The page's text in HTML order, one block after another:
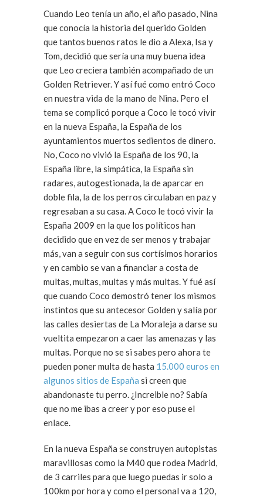
Cuando Leo tenía un año, el año pasado, Nina
que conocía la historia del querido Golden
que tantos buenos ratos le dio a Alexa, Isa y
Tom, decidió que sería una muy buena idea
que Leo creciera también acompañado de un
Golden Retriever. Y así fué como entró Coco
en nuestra vida de la mano de Nina. Pero el
tema se complicó porque a Coco le tocó vivir
en la nueva España, la España de los
ayuntamientos muertos sedientos de dinero.
No, Coco no vivió la España de los 90, la
España libre, la simpática, la España sin
radares, autogestionada, la de aparcar en
doble fila, la de los perros circulaban en paz y
regresaban a su casa. A Coco le tocó vivir la
España 2009 en la que los políticos han
decidido que en vez de ser menos y trabajar
más, van a seguir con sus cortísimos horarios
y en cambio se van a financiar a costa de
multas, multas, multas y más multas. Y fué así
que cuando Coco demostró tener los mismos
instintos que su antecesor Golden y salía por
las calles desiertas de La Moraleja a darse su
vueltita empezaron a caer las amenazas y las
multas. Porque no se si sabes pero ahora te
pueden poner multa de hasta 15.000 euros en
algunos sitios de España si creen que
abandonaste tu perro. ¿Increible no? Sabía
que no me ibas a creer y por eso puse el
enlace.
En la nueva España se construyen autopistas
maravillosas como la M40 que rodea Madrid,
de 3 carriles para que luego puedas ir solo a
100km por hora y como el personal va a 120,